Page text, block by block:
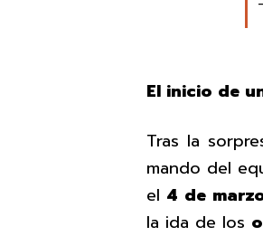
El inicio de
Tras la
mando del
el4 de
la ida de los